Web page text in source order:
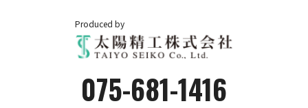
Produced by
075-681-1416